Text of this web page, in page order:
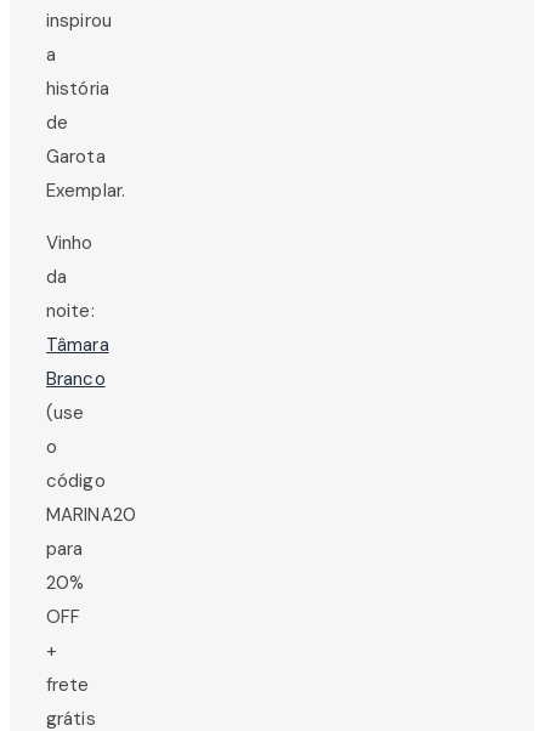
inspirou
a
história
de
Garota
Exemplar.
Vinho
da
noite:
Tâmara
Branco
(use
o
código
MARINA20
para
20%
OFF
+
frete
grátis